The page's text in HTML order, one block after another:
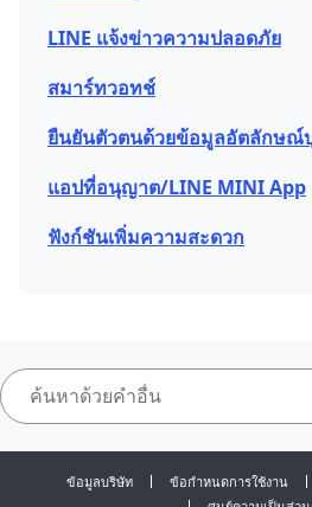
LINE แจ้งข่าวความปลอดภัย
สมาร์ทวอทช์
ยืนยันตัวตนด้วยข้อมูลอัตลักษณ์
แอปที่อนุญาต/LINE MINI App
ฟังก์ชันเพิ่มความสะดวก
ข้อมูลบริษัท ข้อกำหนดการใช้งาน